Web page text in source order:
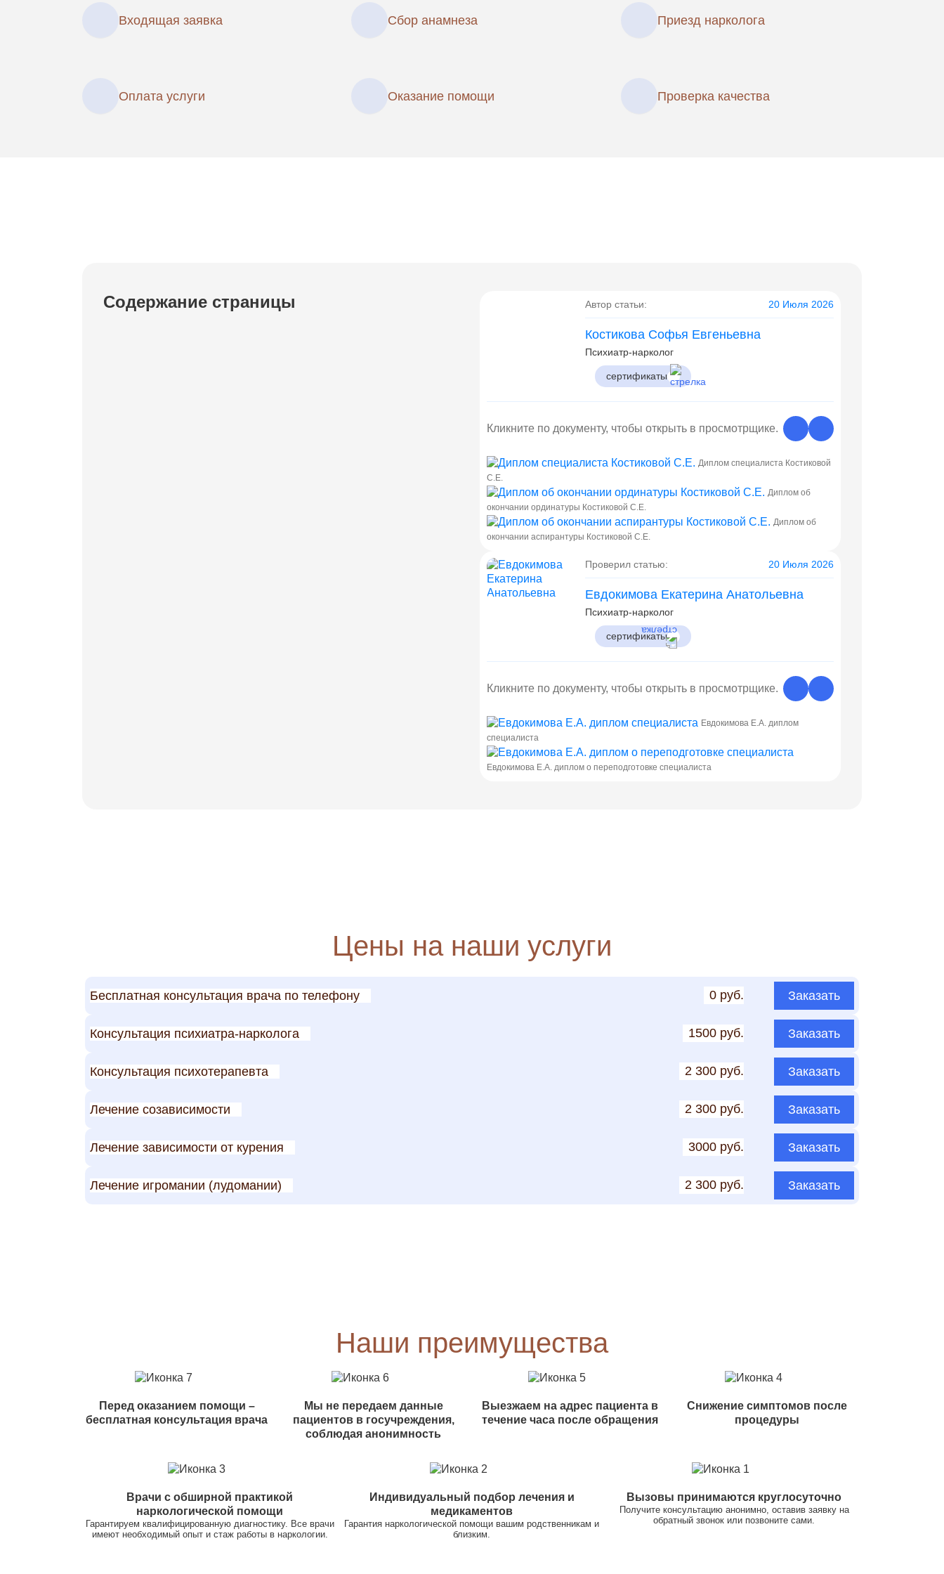
Входящая заявка Сбор анамнеза Приезд нарколога
Оплата услуги Оказание помощи Проверка качества
Содержание страницы Автор статьи: 20 Июля 2026
Костикова Софья Евгеньевна
Психиатр-нарколог
сертификаты
Кликните по документу, чтобы открыть в просмотрщике.
Диплом специалиста Костиковой
С.Е.
Диплом об
окончании ординатуры Костиковой С.Е.
Диплом об
окончании аспирантуры Костиковой С.Е.
Проверил статью: 20 Июля 2026
Евдокимова Екатерина Анатольевна
Психиатр-нарколог
сертификаты
Кликните по документу, чтобы открыть в просмотрщике.
Евдокимова Е.А. диплом
специалиста
Евдокимова Е.А. диплом о переподготовке специалиста
Цены на наши услуги
Бесплатная консультация врача по телефону 0 руб. Заказать
Консультация психиатра-нарколога 1500 руб. Заказать
Консультация психотерапевта 2 300 руб. Заказать
Лечение созависимости 2 300 руб. Заказать
Лечение зависимости от курения 3000 руб. Заказать
Лечение игромании (лудомании) 2 300 руб. Заказать
Наши преимущества
Перед оказанием помощи –
бесплатная консультация врача
Мы не передаем данные
пациентов в госучреждения,
соблюдая анонимность
Выезжаем на адрес пациента в
течение часа после обращения
Снижение симптомов после
процедуры
Врачи с обширной практикой
наркологической помощи
Гарантируем квалифицированную диагностику. Все врачи
имеют необходимый опыт и стаж работы в наркологии.
Индивидуальный подбор лечения и
медикаментов
Гарантия наркологической помощи вашим родственникам и
близким.
Вызовы принимаются круглосуточно
Получите консультацию анонимно, оставив заявку на
обратный звонок или позвоните сами.